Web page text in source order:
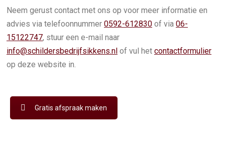
Neem gerust contact met ons op voor meer informatie en
advies via telefoonnummer 0592-612830 of via 06-
15122747, stuur een e-mail naar
info@schildersbedrijfsikkens.nl of vul het contactformulier
op deze website in.
Gratis afspraak maken